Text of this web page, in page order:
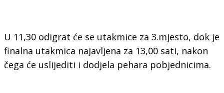
U 11,30 odigrat će se utakmice za 3.mjesto, dok je
finalna utakmica najavljena za 13,00 sati, nakon
čega će uslijediti i dodjela pehara pobjednicima.